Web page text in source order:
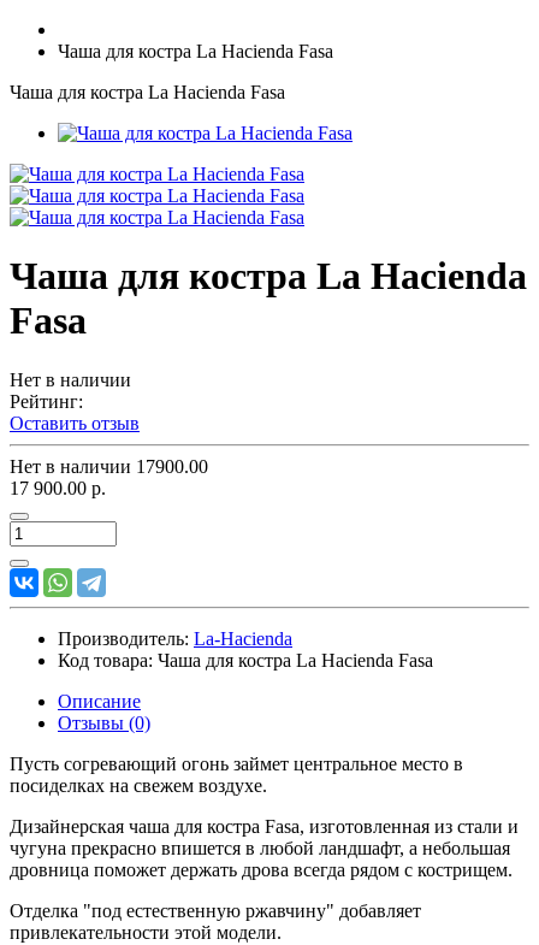
Чаша для костра La Hacienda Fasa
Чаша для костра La Hacienda Fasa
Чаша для костра La Hacienda
Fasa
Нет в наличии
Рейтинг:
Оставить отзыв
Нет в наличии 17900.00
17 900.00 р.
Производитель: La-Hacienda
Код товара: Чаша для костра La Hacienda Fasa
Описание
Отзывы (0)
Пусть согревающий огонь займет центральное место в
посиделках на свежем воздухе.
Дизайнерская чаша для костра Fasa, изготовленная из стали и
чугуна прекрасно впишется в любой ландшафт, а небольшая
дровница поможет держать дрова всегда рядом с кострищем.
Отделка "под естественную ржавчину" добавляет
привлекательности этой модели.